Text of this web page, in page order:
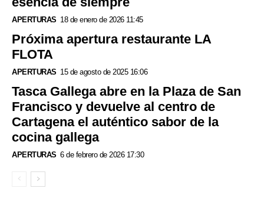
APERTURAS 18 de enero de 2026 11:45
Próxima apertura restaurante LA
FLOTA
APERTURAS 15 de agosto de 2025 16:06
Tasca Gallega abre en la Plaza de San
Francisco y devuelve al centro de
Cartagena el auténtico sabor de la
cocina gallega
APERTURAS 6 de febrero de 2026 17:30